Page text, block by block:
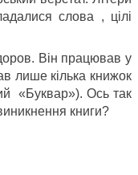
слова , цілі
Він працював у
лише кілька книжок
«Буквар»). Ось так
книги?